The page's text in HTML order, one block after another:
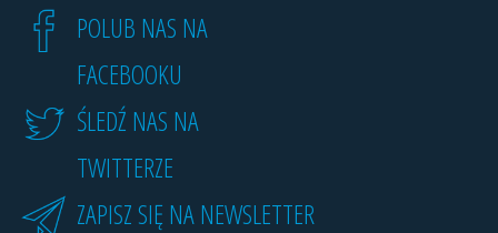
POLUB NAS NA
FACEBOOKU
ŚLEDŹ NAS NA
TWITTERZE
ZAPISZ SIĘ NA NEWSLETTER